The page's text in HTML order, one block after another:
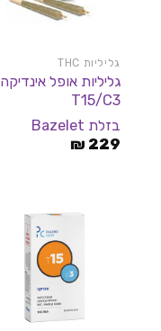
גליליות THC
גליליות אופל אינדיקה |
T15/C3
בזלת Bazelet
229
₪